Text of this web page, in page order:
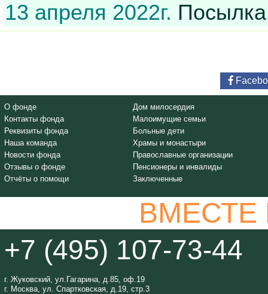
13 апреля 2022г.
О фонде
Контакты фонда
Реквизиты фонда
Наша команда
Новости фонда
Отзывы о фонде
Отчёты о помощи
Дом милосердия
Малоимущие семьи
Больные дети
Храмы и монастыри
Православные организации
Пенсионеры и инвалиды
Заключенные
+7 (495) 107-73-44
г. Жуковский, ул.Гагарина, д.85, оф.19
г. Москва, ул. Спартковская, д.19, стр.3